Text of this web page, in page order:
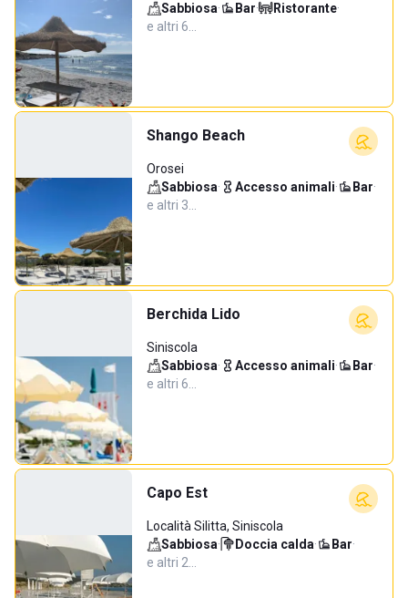
Sabbiosa· Bar· Ristorante·
e altri 6…
Shango Beach
Orosei
Sabbiosa· Accesso animali· Bar·
e altri 3…
Berchida Lido
Siniscola
Sabbiosa· Accesso animali· Bar·
e altri 6…
Capo Est
Località Silitta, Siniscola
Sabbiosa· Doccia calda· Bar·
e altri 2…